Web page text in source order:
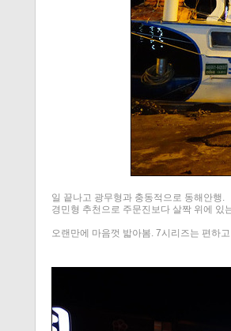
일 끝나고 광무형과 충동적으로 동해안행.
경민형 추천으로 주문진보다 살짝 위에 있
오랜만에 마음껏 밟아봄. 7시리즈는 편하